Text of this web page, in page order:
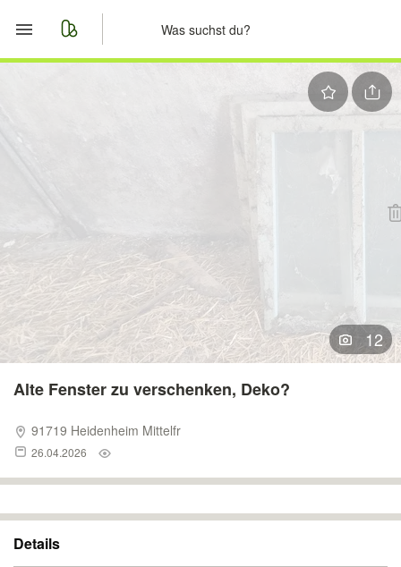
12
Alte Fenster zu verschenken, Deko?
91719 Heidenheim Mittelfr
26.04.2026
Details